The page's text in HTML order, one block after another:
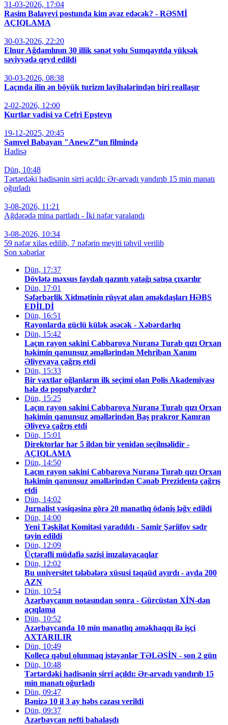
31-03-2026, 17:04
Rasim Balayevi postunda kim əvəz edəcək? - RƏSMİ
AÇIQLAMA
30-03-2026, 22:20
Elnur Ağdamlının 30 illik sənət yolu Sumqayıtda yüksək
səviyyədə qeyd edildi
30-03-2026, 08:38
Laçında ilin ən böyük turizm layihələrindən biri reallaşır
2-02-2026, 12:00
Kurtlar vadisi və Cefri Epşteyn
19-12-2025, 20:45
Samvel Babayan "AnewZ”un filmində
Hadisə
Dün, 10:48
Tərtərdəki hadisənin sirri açıldı: Ər-arvadı yandırıb 15 min manatı
oğurladı
3-08-2026, 11:21
Ağdərədə mina partladı - İki nəfər yaralandı
3-08-2026, 10:34
59 nəfər xilas edilib, 7 nəfərin meyiti təhvil verilib
Son xəbərlər
Dün, 17:37
Dövlətə məxsus faydalı qazıntı yatağı satışa çıxarılır
Dün, 17:01
Səfərbərlik Xidmətinin rüşvət alan əməkdaşları HƏBS
EDİLDİ
Dün, 16:51
Rayonlarda güclü külək əsəcək - Xəbərdarlıq
Dün, 15:42
Laçın rayon sakini Cabbarova Nuranə Turab qızı Orxan
həkimin qanunsuz əməllərindən Mehriban Xanım
Əliyevaya çağrış etdi
Dün, 15:33
Bir vaxtlar oğlanların ilk seçimi olan Polis Akademiyası
hələ də populyardır?
Dün, 15:25
Laçın rayon sakini Cabbarova Nuranə Turab qızı Orxan
həkimin qanunsuz əməllərindən Baş prakror Kamran
Əliyevə çağrış etdi
Dün, 15:01
Direktorlar hər 5 ildən bir yenidən seçilməlidir -
AÇIQLAMA
Dün, 14:50
Laçın rayon sakini Cabbarova Nuranə Turab qızı Orxan
həkimin qanunsuz əməllərindən Cənab Prezidentə çağrış
etdi
Dün, 14:02
Jurnalist vəsiqəsinə görə 20 manatlıq ödəniş ləğv edildi
Dün, 14:00
Yeni Təşkilat Komitəsi yaradıldı - Samir Şəriifov sədr
təyin edildi
Dün, 12:09
Üçtərəfli müdafiə sazişi imzalayacaqlar
Dün, 12:02
Bu universitet tələbələrə xüsusi təqaüd ayırdı - ayda 200
AZN
Dün, 10:54
Azərbaycanın notasından sonra - Gürcüstan XİN-dən
açıqlama
Dün, 10:52
Azərbaycanda 10 min manatlıq əməkhaqqı ilə işçi
AXTARILIR
Dün, 10:49
Kollecə qəbul olunmaq istəyənlər TƏLƏSİN - son 2 gün
Dün, 10:48
Tərtərdəki hadisənin sirri açıldı: Ər-arvadı yandırıb 15
min manatı oğurladı
Dün, 09:47
Bənizə 10 il 3 ay həbs cəzası verildi
Dün, 09:37
Azərbaycan nefti bahalaşdı